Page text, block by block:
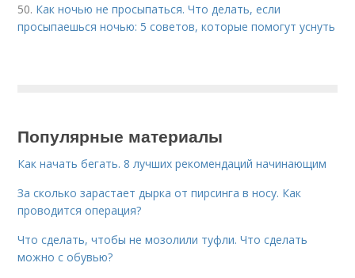
50. Как ночью не просыпаться. Что делать, если
просыпаешься ночью: 5 советов, которые помогут уснуть
Популярные материалы
Как начать бегать. 8 лучших рекомендаций начинающим
За сколько зарастает дырка от пирсинга в носу. Как
проводится операция?
Что сделать, чтобы не мозолили туфли. Что сделать
можно с обувью?